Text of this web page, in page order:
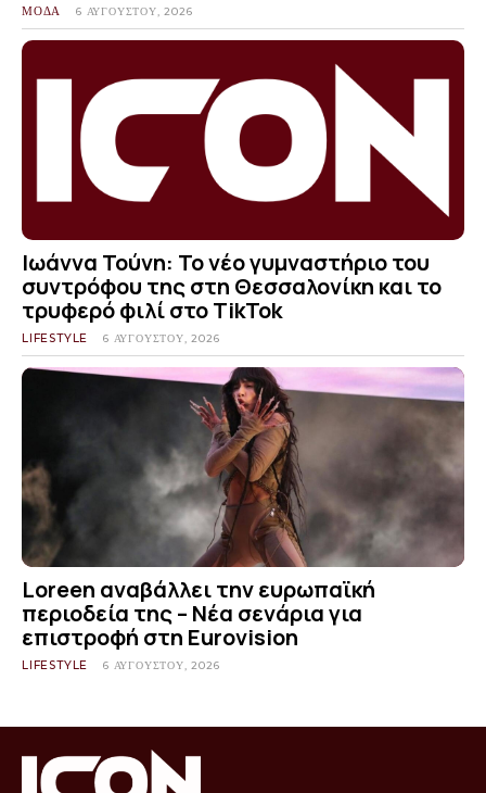
ΜΟΔΑ 6 ΑΥΓΟΎΣΤΟΥ, 2026
Ιωάννα Τούνη: Το νέο γυμναστήριο του
συντρόφου της στη Θεσσαλονίκη και το
τρυφερό φιλί στο TikTok
LIFESTYLE 6 ΑΥΓΟΎΣΤΟΥ, 2026
Loreen αναβάλλει την ευρωπαϊκή
περιοδεία της – Νέα σενάρια για
επιστροφή στη Eurovision
LIFESTYLE 6 ΑΥΓΟΎΣΤΟΥ, 2026